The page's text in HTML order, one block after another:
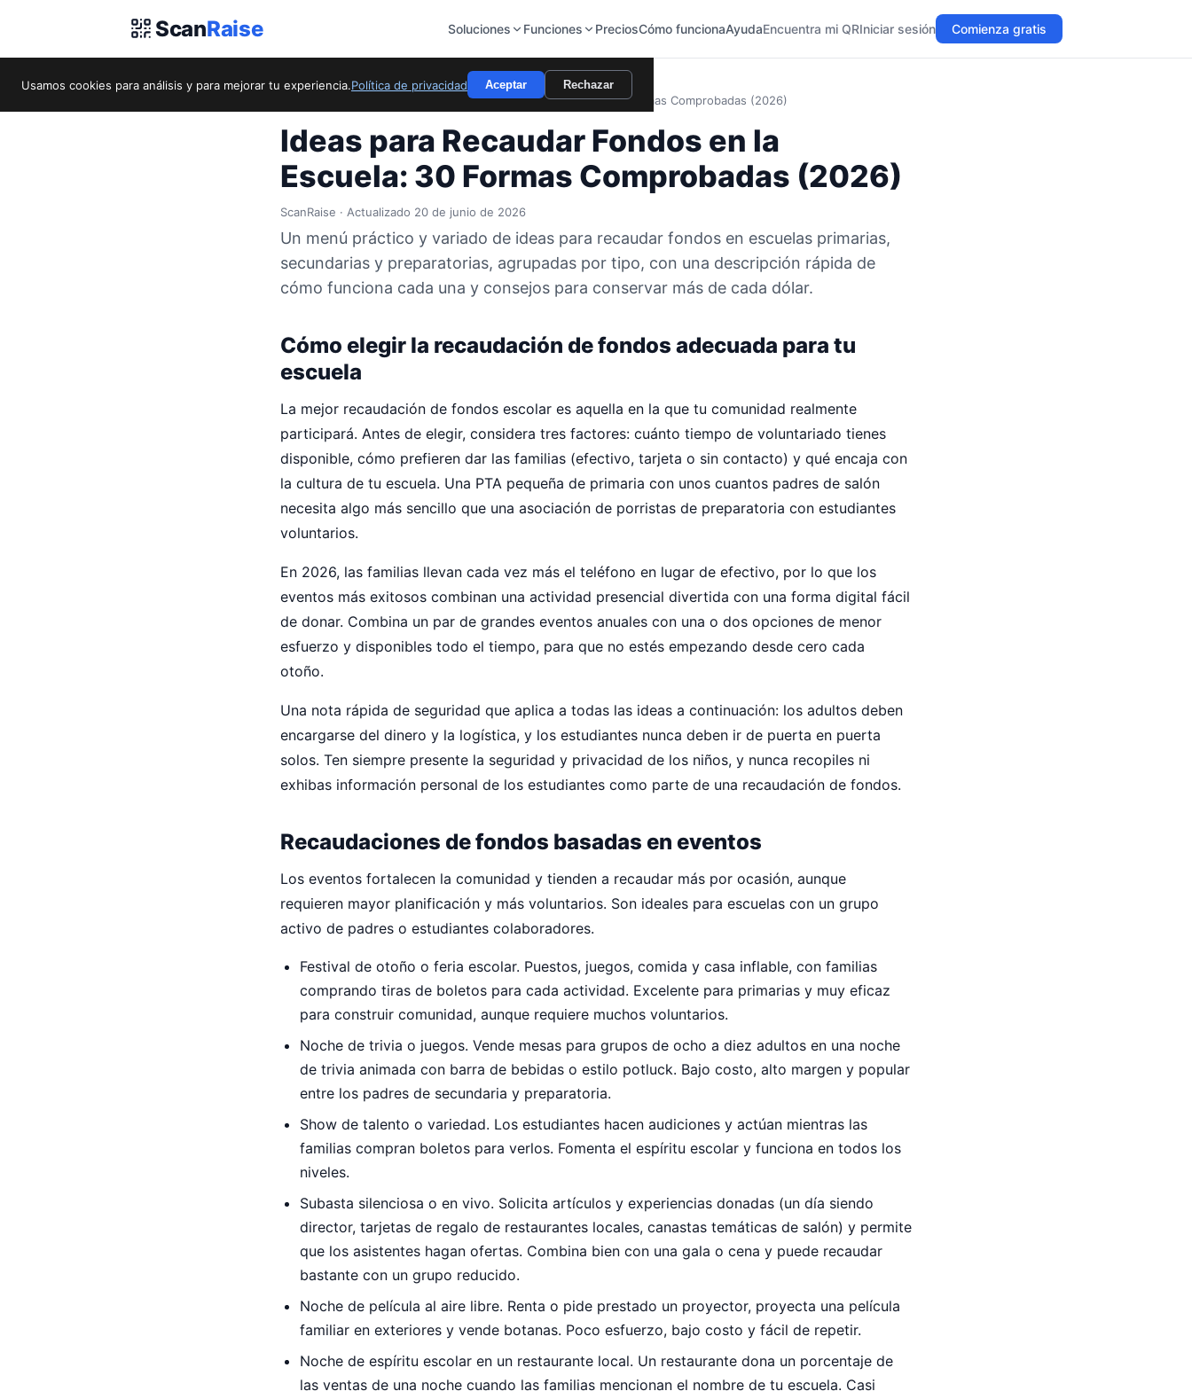
ScanRaise Soluciones Funciones PreciosCómo funcionaAyudaEncuentra mi QRIniciar sesión Comienza gratis
Usamos cookies para análisis y para mejorar tu experiencia.Política de privacidad Aceptar Rechazar
Ideas para Recaudar Fondos en la Escuela: 30 Formas Comprobadas (2026)
Ideas para Recaudar Fondos en la
Escuela: 30 Formas Comprobadas (2026)
ScanRaise · Actualizado 20 de junio de 2026
Un menú práctico y variado de ideas para recaudar fondos en escuelas primarias,
secundarias y preparatorias, agrupadas por tipo, con una descripción rápida de
cómo funciona cada una y consejos para conservar más de cada dólar.
Cómo elegir la recaudación de fondos adecuada para tu
escuela
La mejor recaudación de fondos escolar es aquella en la que tu comunidad realmente
participará. Antes de elegir, considera tres factores: cuánto tiempo de voluntariado tienes
disponible, cómo prefieren dar las familias (efectivo, tarjeta o sin contacto) y qué encaja con
la cultura de tu escuela. Una PTA pequeña de primaria con unos cuantos padres de salón
necesita algo más sencillo que una asociación de porristas de preparatoria con estudiantes
voluntarios.
En 2026, las familias llevan cada vez más el teléfono en lugar de efectivo, por lo que los
eventos más exitosos combinan una actividad presencial divertida con una forma digital fácil
de donar. Combina un par de grandes eventos anuales con una o dos opciones de menor
esfuerzo y disponibles todo el tiempo, para que no estés empezando desde cero cada
otoño.
Una nota rápida de seguridad que aplica a todas las ideas a continuación: los adultos deben
encargarse del dinero y la logística, y los estudiantes nunca deben ir de puerta en puerta
solos. Ten siempre presente la seguridad y privacidad de los niños, y nunca recopiles ni
exhibas información personal de los estudiantes como parte de una recaudación de fondos.
Recaudaciones de fondos basadas en eventos
Los eventos fortalecen la comunidad y tienden a recaudar más por ocasión, aunque
requieren mayor planificación y más voluntarios. Son ideales para escuelas con un grupo
activo de padres o estudiantes colaboradores.
Festival de otoño o feria escolar. Puestos, juegos, comida y casa inflable, con familias
comprando tiras de boletos para cada actividad. Excelente para primarias y muy eficaz
para construir comunidad, aunque requiere muchos voluntarios.
Noche de trivia o juegos. Vende mesas para grupos de ocho a diez adultos en una noche
de trivia animada con barra de bebidas o estilo potluck. Bajo costo, alto margen y popular
entre los padres de secundaria y preparatoria.
Show de talento o variedad. Los estudiantes hacen audiciones y actúan mientras las
familias compran boletos para verlos. Fomenta el espíritu escolar y funciona en todos los
niveles.
Subasta silenciosa o en vivo. Solicita artículos y experiencias donadas (un día siendo
director, tarjetas de regalo de restaurantes locales, canastas temáticas de salón) y permite
que los asistentes hagan ofertas. Combina bien con una gala o cena y puede recaudar
bastante con un grupo reducido.
Noche de película al aire libre. Renta o pide prestado un proyector, proyecta una película
familiar en exteriores y vende botanas. Poco esfuerzo, bajo costo y fácil de repetir.
Noche de espíritu escolar en un restaurante local. Un restaurante dona un porcentaje de
las ventas de una noche cuando las familias mencionan el nombre de tu escuela. Casi